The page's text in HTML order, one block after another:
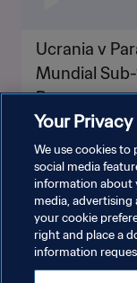
Ucrania v
Mundial
Resumen
Your Privacy
We use cookies to
social media
information about
media, advertising
your cookie
right and place a
information